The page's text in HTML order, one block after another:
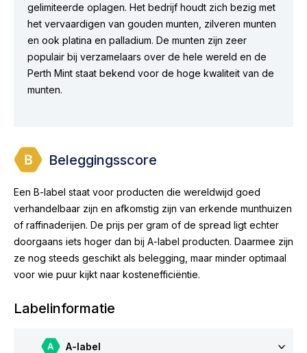
gelimiteerde oplagen. Het bedrijf houdt zich bezig met
het vervaardigen van gouden munten, zilveren munten
en ook platina en palladium. De munten zijn zeer
populair bij verzamelaars over de hele wereld en de
Perth Mint staat bekend voor de hoge kwaliteit van de
munten.
Beleggingsscore
Een B-label staat voor producten die wereldwijd goed
verhandelbaar zijn en afkomstig zijn van erkende munthuizen
of raffinaderijen. De prijs per gram of de spread ligt echter
doorgaans iets hoger dan bij A-label producten. Daarmee zijn
ze nog steeds geschikt als belegging, maar minder optimaal
voor wie puur kijkt naar kostenefficiëntie.
Labelinformatie
A-label